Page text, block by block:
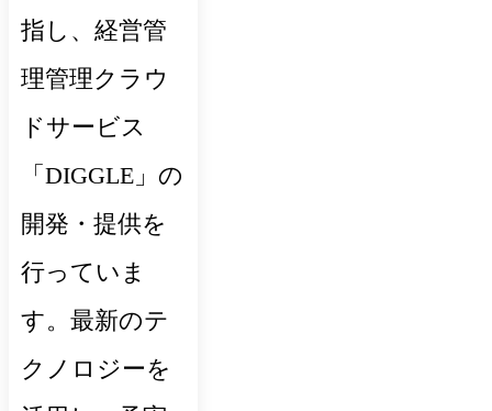
指し、経営管
理管理クラウ
ドサービス
「DIGGLE」の
開発・提供を
行っていま
す。最新のテ
クノロジーを